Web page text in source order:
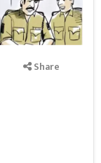
Share